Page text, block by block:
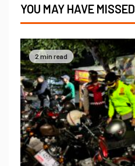
YOU MAY HAVE MISSED
2 min read